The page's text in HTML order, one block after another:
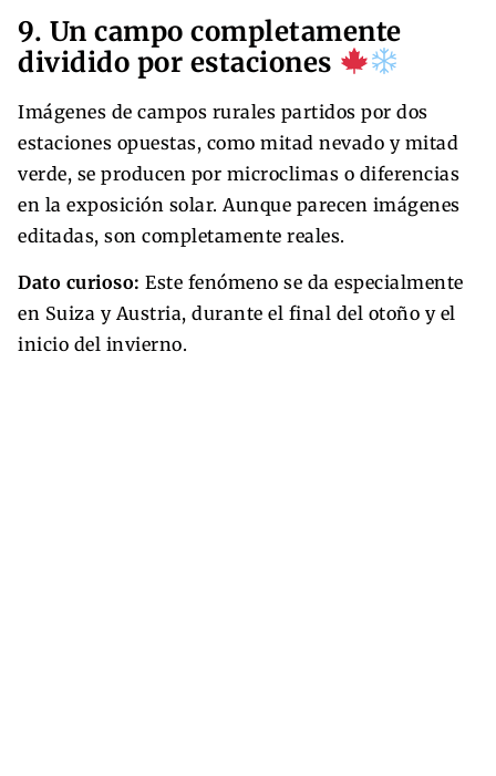
9. Un campo completamente
dividido por estaciones
Imágenes de campos rurales partidos por dos
estaciones opuestas, como mitad nevado y mitad
verde, se producen por microclimas o diferencias
en la exposición solar. Aunque parecen imágenes
editadas, son completamente reales.
Dato curioso: Este fenómeno se da especialmente
en Suiza y Austria, durante el final del otoño y el
inicio del invierno.